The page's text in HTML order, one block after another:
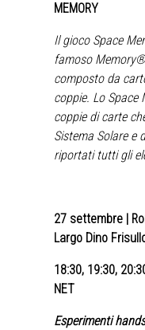
MEMORY
Il gioco Space
famoso
composto da
coppie. Lo Space
coppie di carte
Sistema Solare e
riportati tutti gli
27 settembre |
Largo Dino
18:30, 19:30,
NET
Esperimenti